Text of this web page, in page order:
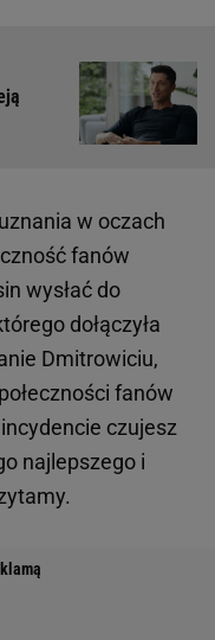
w oczach
fanów
wysłać do
dołączyła
Dmitrowiciu,
fanów
czujesz
najlepszego i